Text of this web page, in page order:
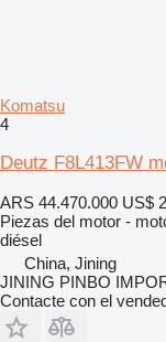
Komatsu
4
Deutz F8L413FW
ARS 44.470.000 US$
Piezas del motor -
diésel
China, Jining
JINING PINBO
Contacte con el